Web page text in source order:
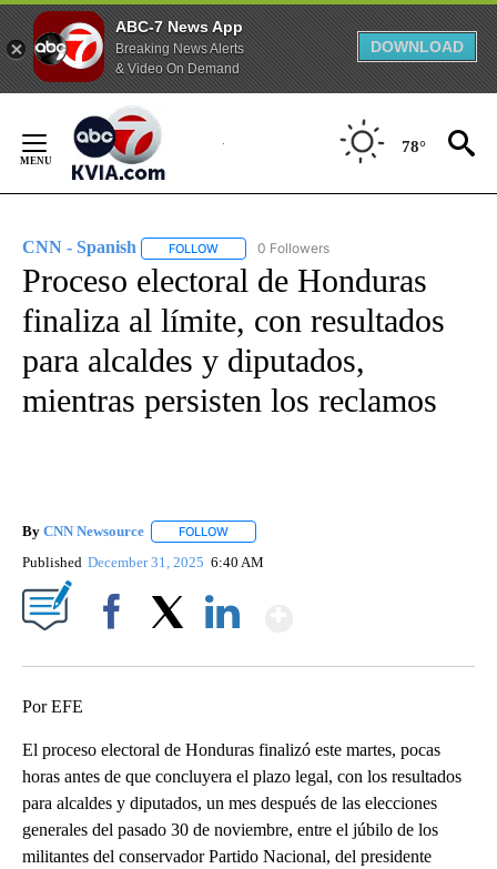
ABC-7 News App
Breaking News Alerts
& Video On Demand
DOWNLOAD
Content
78°
CNN - Spanish FOLLOW FOLLOW "CNN - SPANISH" TO RECEIVE
0 Followers
Proceso electoral de Honduras
finaliza al límite, con resultados
para alcaldes y diputados,
mientras persisten los reclamos
By CNN Newsource FOLLOW
Published December 31, 2025 6:40 AM
Por EFE
El proceso electoral de Honduras finalizó este martes, pocas
horas antes de que concluyera el plazo legal, con los resultados
para alcaldes y diputados, un mes después de las elecciones
generales del pasado 30 de noviembre, entre el júbilo de los
militantes del conservador Partido Nacional, del presidente